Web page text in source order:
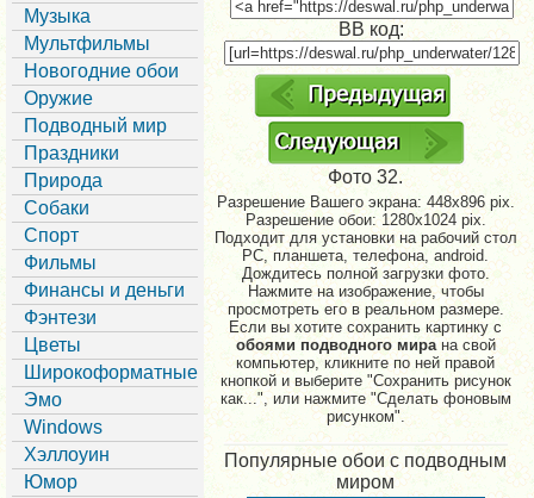
Музыка
Мультфильмы
Новогодние обои
Оружие
Подводный мир
Праздники
Природа
Собаки
Спорт
Фильмы
Финансы и деньги
Фэнтези
Цветы
Широкоформатные
Эмо
Windows
Хэллоуин
Юмор
BB код:
Фото 32.
Разрешение Вашего экрана: 448x896 pix.
Разрешение обои: 1280x1024 pix.
Подходит для установки на рабочий стол
PC, планшета, телефона, android.
Дождитесь полной загрузки фото.
Нажмите на изображение, чтобы
просмотреть его в реальном размере.
Если вы хотите сохранить картинку с
обоями подводного мирана свой
компьютер, кликните по ней правой
кнопкой и выберите "Сохранить рисунок
как...", или нажмите "Сделать фоновым
рисунком".
Популярные обои с подводным
миром